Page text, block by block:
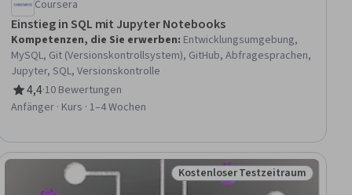
Coursera
Einstieg in SQL mit Jupyter Notebooks
Kompetenzen, die Sie erwerben: Entwicklungsumgebung,
MySQL, Git (Versionskontrollsystem), GitHub, Abfragesprachen,
Jupyter, SQL, Versionskontrolle
4,4
Bewertung, 4,4 von 5 Sternen
·10 Bewertungen
Anfänger · Kurs · 1–4 Wochen
Status: Kostenloser
Kostenloser Testzeitraum